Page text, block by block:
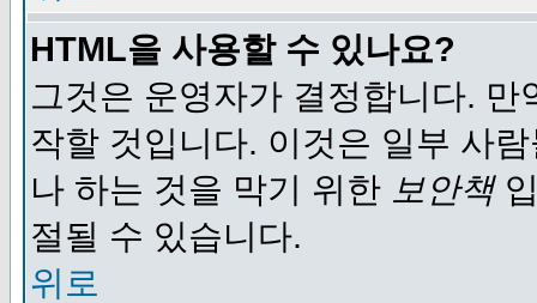
HTML을 사용할 수 있나요?
그것은 운영자가 결정합니다.
작할 것입니다. 이것은 일부 사
나 하는 것을 막기 위한 보안책
절될 수 있습니다.
위로